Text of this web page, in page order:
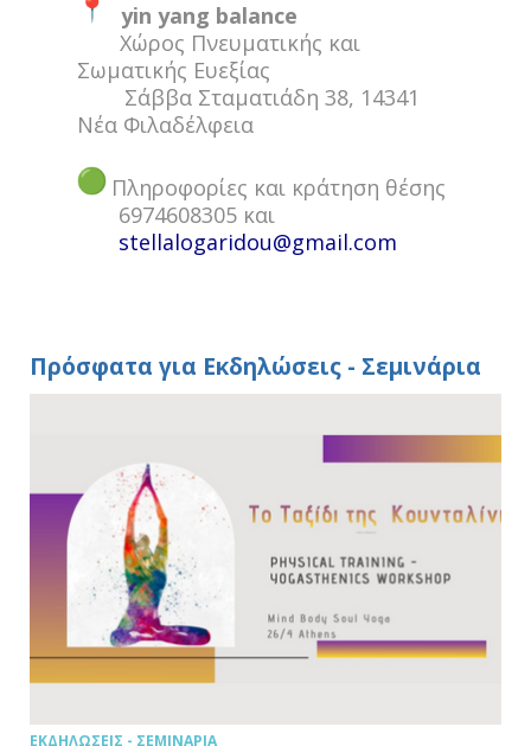
yin yang balance
Χώρος Πνευματικής και
Σωματικής Ευεξίας
Σάββα Σταματιάδη 38, 14341
Νέα Φιλαδέλφεια
Πληροφορίες και κράτηση θέσης
6974608305 και
stellalogaridou@gmail.com
Πρόσφατα για Εκδηλώσεις - Σεμινάρια
ΕΚΔΗΛΏΣΕΙΣ - ΣΕΜΙΝΆΡΙΑ